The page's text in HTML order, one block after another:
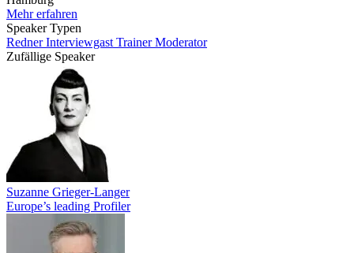
Mehr erfahren
Speaker Typen
RednerInterviewgast TrainerModerator
Zufällige Speaker
Suzanne Grieger-Langer
Europe’s leading Profiler